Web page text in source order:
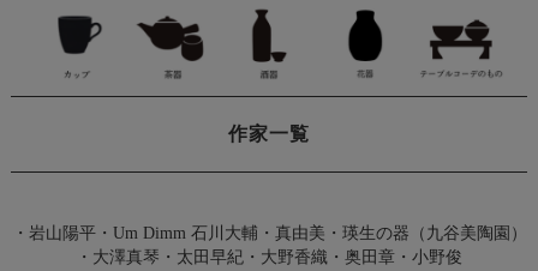
作家一覧
・ 岩山陽平・ Um Dimm 石川大輔・真由美 ・ 瑛生の器（九谷美陶園）
・ 大澤真琴 ・ 太田早紀 ・ 大野香織 ・ 奥田章 ・ 小野俊